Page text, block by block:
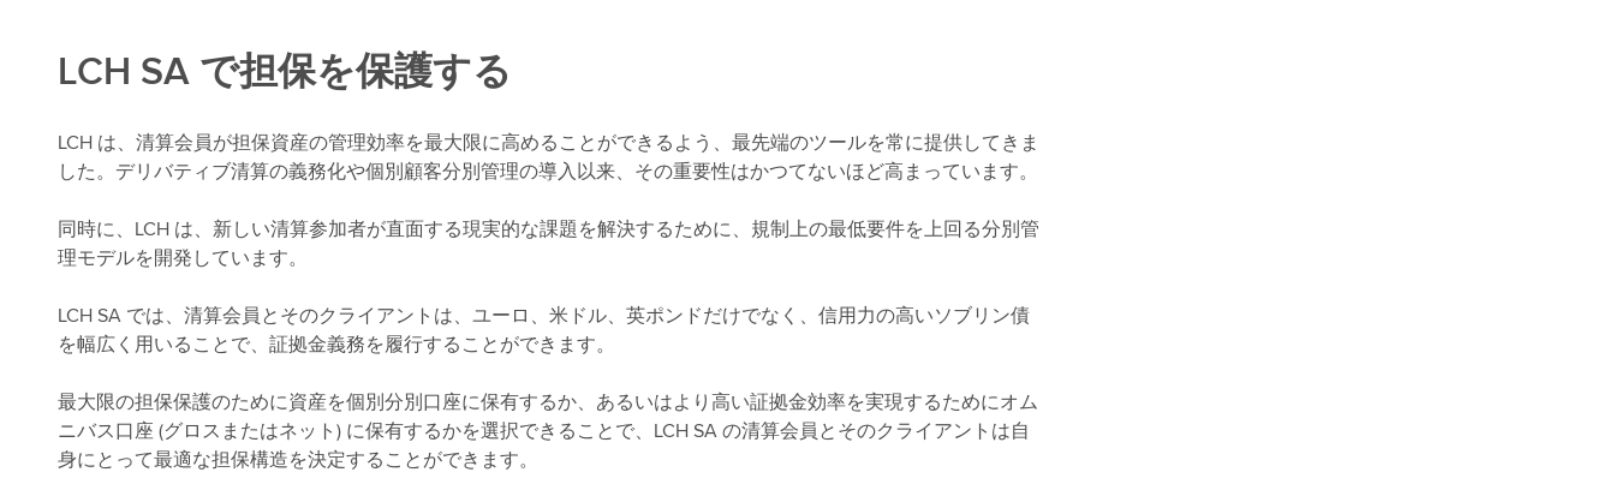
LCH SA で担保を保護する
LCH は、清算会員が担保資産の管理効率を最大限に高めることができるよう、最先端のツールを常に提供してきま
した。デリバティブ清算の義務化や個別顧客分別管理の導入以来、その重要性はかつてないほど高まっています。
同時に、LCH は、新しい清算参加者が直面する現実的な課題を解決するために、規制上の最低要件を上回る分別管
理モデルを開発しています。
LCH SA では、清算会員とそのクライアントは、ユーロ、米ドル、英ポンドだけでなく、信用力の高いソブリン債
を幅広く用いることで、証拠金義務を履行することができます。
最大限の担保保護のために資産を個別分別口座に保有するか、あるいはより高い証拠金効率を実現するためにオム
ニバス口座 (グロスまたはネット) に保有するかを選択できることで、LCH SA の清算会員とそのクライアントは自
身にとって最適な担保構造を決定することができます。